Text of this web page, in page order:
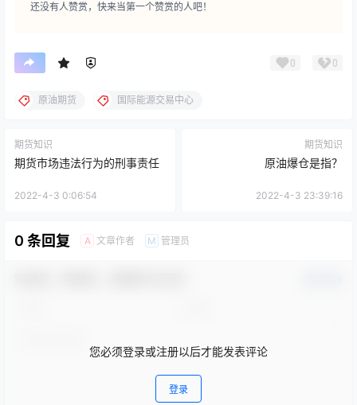
还没有人赞赏，快来当第一个赞赏的人吧！
0 0
原油期货 国际能源交易中心
期货知识
期货市场违法行为的刑事责任
2022-4-3 0:06:54
期货知识
原油爆仓是指？
2022-4-3 23:39:16
0 条回复 A 文章作者 M 管理员
您必须登录或注册以后才能发表评论
登录